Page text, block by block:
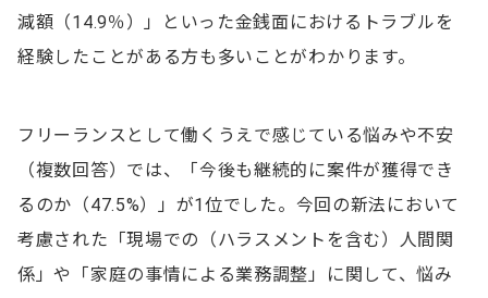
減額（14.9％）」といった金銭面におけるトラブルを
経験したことがある方も多いことがわかります。
フリーランスとして働くうえで感じている悩みや不安
（複数回答）では、「今後も継続的に案件が獲得でき
るのか（47.5%）」が1位でした。今回の新法において
考慮された「現場での（ハラスメントを含む）人間関
係」や「家庭の事情による業務調整」に関して、悩み